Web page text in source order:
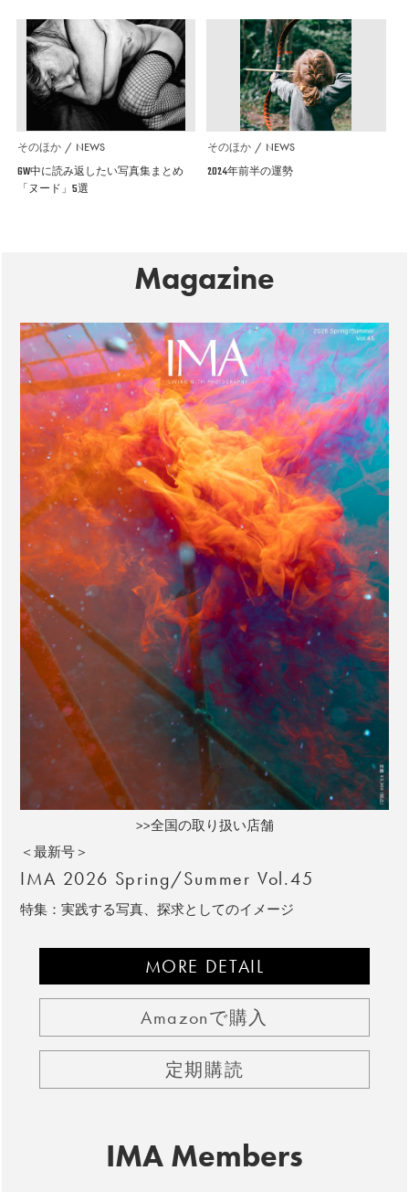
そのほか NEWS
GW中に読み返したい写真集まとめ
「ヌード」5選
そのほか NEWS
2024年前半の運勢
Magazine
>>全国の取り扱い店舗
＜最新号＞
IMA 2026 Spring/Summer Vol.45
特集：実践する写真、探求としてのイメージ
MORE DETAIL
Amazonで購入
定期購読
IMA Members